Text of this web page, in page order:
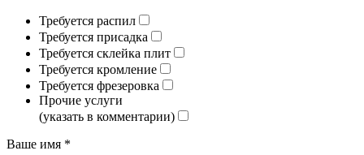
Требуется распил
Требуется присадка
Требуется склейка плит
Требуется кромление
Требуется фрезеровка
Прочие услуги
(указать в комментарии)
Ваше имя *